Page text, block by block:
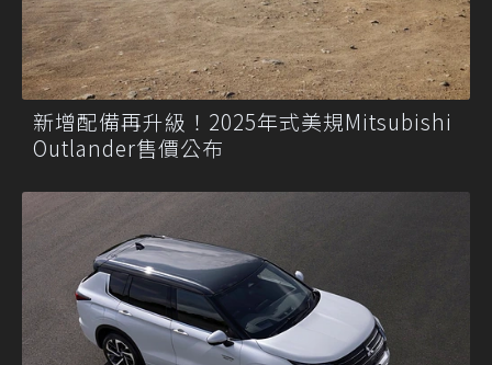
新增配備再升級！2025年式美規Mitsubishi
Outlander售價公布